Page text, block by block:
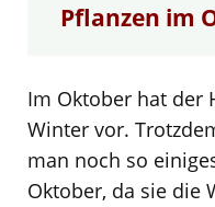
Pflanzen im
Im Oktober hat der
Winter vor.
man noch so
Oktober, da sie die